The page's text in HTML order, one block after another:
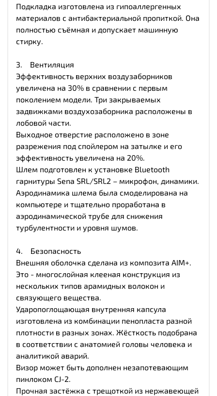
Подкладка изготовлена из гипоаллергенных
материалов с антибактериальной пропиткой. Она
полностью съёмная и допускает машинную
стирку.
3. Вентиляция
Эффективность верхних воздузаборников
увеличена на 30% в сравнении с первым
поколением модели. Три закрываемых
задвижками воздухозаборника расположены в
лобовой части.
Выходное отверстие расположено в зоне
разрежения под спойлером на затылке и его
эффективность увеличена на 20%.
Шлем подготовлен к установке Bluetooth
гарнитуры Sena SRL/SRL2 – микрофон, динамики.
Аэродинамика шлема была смоделирована на
компьютере и тщательно проработана в
аэродинамической трубе для снижения
турбулентности и уровня шумов.
4. Безопасность
Внешняя оболочка сделана из композита AIM+.
Это - многослойная клееная конструкция из
нескольких типов арамидных волокон и
связующего вещества.
Ударопоглощающая внутренняя капсула
изготовлена из комбинации пенопласта разной
плотности в разных зонах. Жёсткость подобрана
в соответствии с анатомией головы человека и
аналитикой аварий.
Визор может быть дополнен незапотевающим
пинлоком CJ-2.
Прочная застёжка с трещоткой из нержавеющей